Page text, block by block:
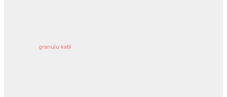
granulu katli